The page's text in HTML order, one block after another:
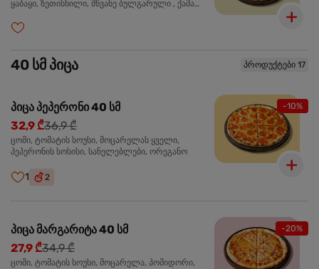
ყაბაყი, ზეთისხილი, მწვანე ბულგარული , ქამა
40 სმ პიცა პროდუქტები 17
-10%
პიცა პეპერონი 40 სმ
32,9 ₾36,9 ₾
ცომი, ტომატის სოუსი, მოცარელას ყველი,
პეპერონის სოსისი, სანელებლები, ორეგანო
1 2
-20%
პიცა მარგარიტა 40 სმ
27,9 ₾34,9 ₾
ცომი, ტომატის სოუსი, მოცარელა, პომიდორი,